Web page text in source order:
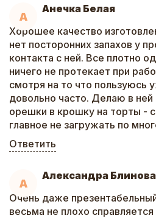
А
Анечка Белая
Хорошее качество
нет посторонних запахов у
контакта с ней. Все плотно
ничего не протекает при
смотря на то что пользуюсь
довольно часто. Делаю в
орешки в крошку на торты -
главное не загружать по
Ответить
А
Александра Блинова
Очень даже
весьма не плохо